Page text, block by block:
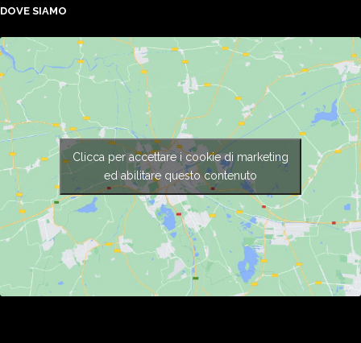
DOVE SIAMO
Clicca per accettare i cookie di marketing
ed abilitare questo contenuto